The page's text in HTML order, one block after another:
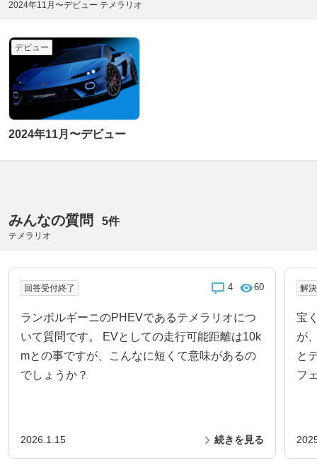
2024年11月〜デビュー テメラリオ
デビュー
2024年11月〜デビュー
みんなの質問 5件
テメラリオ
回答受付終了 4 60
ランボルギーニのPHEVであるテメラリオにつ
いて質問です。 EVとしての走行可能距離は10k
mとの事ですが、こんなに短くて意味があるの
でしょうか？
2026.1.15 続きを見る
解
宝
が
と
フ